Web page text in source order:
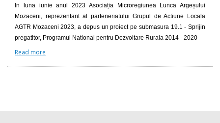
In luna iunie anul 2023 Asociația Microregiunea Lunca Argeșului
Mozaceni, reprezentant al parteneriatului Grupul de Actiune Locala
AGTR Mozaceni 2023, a depus un proiect pe submasura 19.1 - Sprijin
pregatitor, Programul National pentru Dezvoltare Rurala 2014 - 2020
Read more